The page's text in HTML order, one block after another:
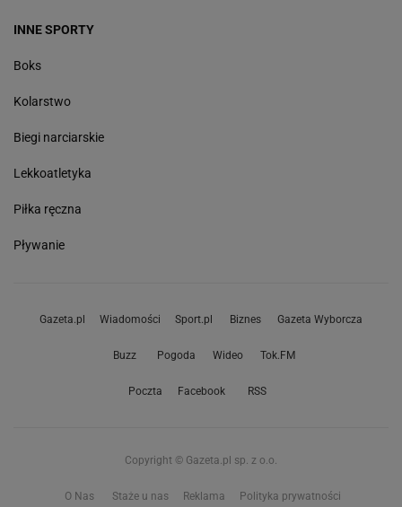
INNE SPORTY
Boks
Kolarstwo
Biegi narciarskie
Lekkoatletyka
Piłka ręczna
Pływanie
Gazeta.pl Wiadomości Sport.pl Biznes Gazeta Wyborcza
Buzz Pogoda Wideo Tok.FM
Poczta Facebook RSS
Copyright © Gazeta.pl sp. z o.o.
O Nas Staże u nas Reklama Polityka prywatności